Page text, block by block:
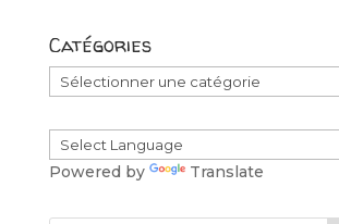
Catégories
Catégories
Powered by Translate